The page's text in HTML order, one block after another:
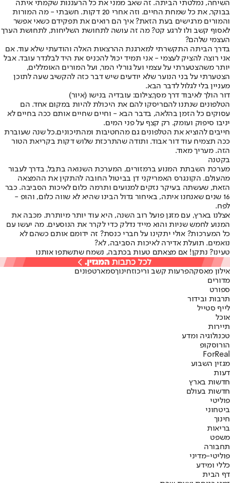
השיחה, נמלטתי הביתה. זה שאב ממני את כל הרעננות שקמתי איתה
בבוקר, את כל שמחת החיים. וזה אחרי 20 דקות. חשבתי - מה המורות
והמורים מרגישים בעת הזאת? איך הם רואים את תפקידם כשאי אפשר
לאסוף קשב ולו לרגע קט? מה זה עושה לתחושת השליחות, לתחושת הערך
העצמי שלהם?
בדרך הביתה התקשרתי למארגנת ההרצאות האלה והודעתי שלא עוד. אם
אני רוצה להציק לעצמי - אני תמיד יכול להכניס את היד לבלנדר עובד. אבל
יותר משהצטערתי על עצמי ועל גורלי המר, ועל המורים האומללים,
הצטערתי על בני הנוער שלא יודעים שיש דבר כזה להקשיב שעה לתוכן
מעניין בלי לגלול לדבר הבא.
דור הולך לאיבוד דרך מסך,צילום: עובדיה בנישו (איור)
הטלפונים שנתנו להםריסקו להם את היכולת להיות במקום אחד. הם
עסוקים כל הזמן בהלאה, בדבר הבא - וחיים שחיים אותם ככה בחיים לא
יניבו סיפוק ועומק. רק קצף על פני המים.
חייבים להוציא את הטלפונים גם מהחטיבות ומהתיכונים.כל שנה שעוברת
ככה תצמיח עוד דור אבוד. ותודה שהתרכזת שלוש דקות בקריאת הטור
הזה. מעריך מאוד.
בקטנה
מערכת השבתת המנוע ברמזורים, המערכת השנואה בתבל, בדרך לעבור
מהעולם. הקונגרס האמריקני דן בביטול החובה להתקין את ההמצאה
הזאת, שעשתה בעיקר נזקים למנועים ותרמה כלום לאיכות הסביבה. כבר
16 שנים שאנחנו איתה, באיחור גדול הבינו שהיא לא שווה כלום, והופ -
לפח.
אצלנו בארץ, עם מזגן פועל רוב השנה, היא עוד יותר מיותרת. מכבה את
המנוע לחמש שניות והוא מייד נדלק כדי לקרר את הנוסעים. מה יעשו עם
כל המערכות? אולי יתקינו על חברי כנסת? זה ידומם אותם כשהם לא
נואמים. תועלת אדירה לאיכות הסביבה, לא?
טעינו? נתקן! אם מצאתם טעות בכתבה, נשמח שתשתפו אותנו
אילון מאסקהפרעות קשב וריכוזחינוךסמארטפונים
מדורים
ספורט
תרבות ובידור
לייף סטייל
אוכל
תיירות
טכנולוגיה ומדע
הורוסקופ
ForReal
מגזין השבוע
דעות
חדשות בארץ
חדשות בעולם
פוליטי
ביטחוני
חינוך
בריאות
משפט
תחבורה
פוליטי-מדיני
כללי ומידע
דף הבית